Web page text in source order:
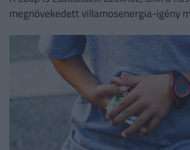
megnövekedett villamosenergia-igény